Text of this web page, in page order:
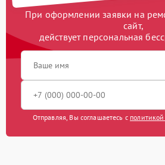
При оформлении заявки на
сайт,
действует персональная
Отправляя, Вы соглашаетесь с